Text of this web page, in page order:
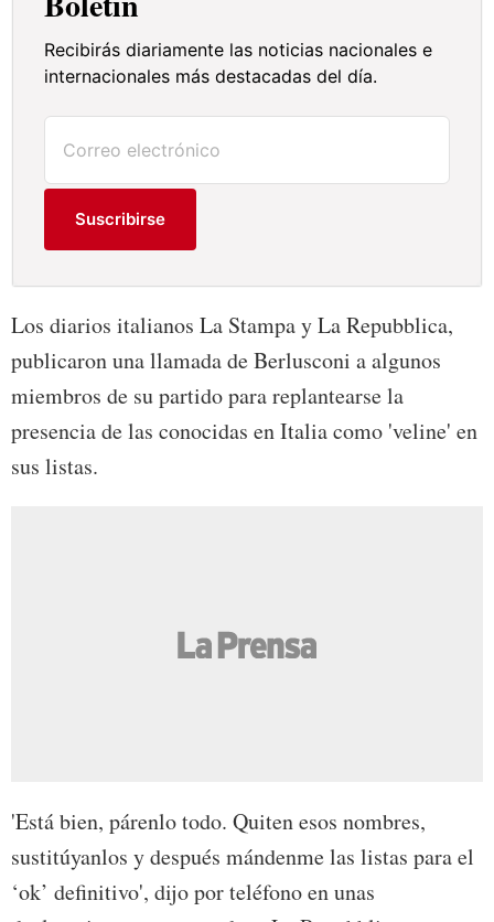
Recibirás diariamente las noticias nacionales e
internacionales más destacadas del día.
Suscribirse
Los diarios italianos La Stampa y La Repubblica,
publicaron una llamada de Berlusconi a algunos
miembros de su partido para replantearse la
presencia de las conocidas en Italia como 'veline' en
sus listas.
'Está bien, párenlo todo. Quiten esos nombres,
sustitúyanlos y después mándenme las listas para el
‘ok’ definitivo', dijo por teléfono en unas